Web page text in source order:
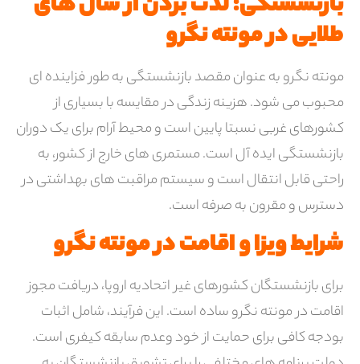
طلایی در مونته نگرو
مونته نگرو به عنوان مقصد بازنشستگی به طور فزاینده ای
محبوب می شود. هزینه زندگی در مقایسه با بسیاری از
کشورهای غربی نسبتا پایین است و محیط آرام برای یک دوران
بازنشستگی ایده آل است. مستمری های خارج از کشور، به
راحتی قابل انتقال است و سیستم مراقبت های بهداشتی در
دسترس و مقرون به صرفه است.
شرایط ویزا و اقامت در مونته نگرو
برای بازنشستگان کشورهای غیر اتحادیه اروپا، دریافت مجوز
اقامت در مونته نگرو ساده است. این فرآیند، شامل اثبات
بودجه کافی برای حمایت از خود وعدم سابقه کیفری است.